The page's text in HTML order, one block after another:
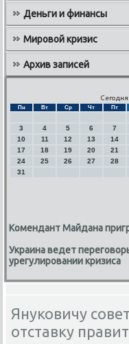
Деньги и финансы
Мировой кризис
Архив записей
Пн Вт Ср Чт Пт
3
4 5 6 7
10
11 12 13 14
17
18 19 20 21
24
25 26 27 28
31
Комендант Майдана
Украина ведет
урегулировании кризиса
Януковичу
отставку